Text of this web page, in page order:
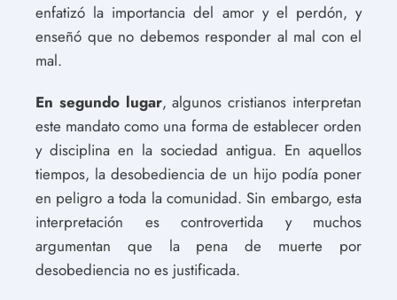
enfatizó la importancia del amor y el perdón, y
enseñó que no debemos responder al mal con el
mal.
En segundo lugar, algunos cristianos interpretan
este mandato como una forma de establecer orden
y disciplina en la sociedad antigua. En aquellos
tiempos, la desobediencia de un hijo podía poner
en peligro a toda la comunidad. Sin embargo, esta
interpretación es controvertida y muchos
argumentan que la pena de muerte por
desobediencia no es justificada.